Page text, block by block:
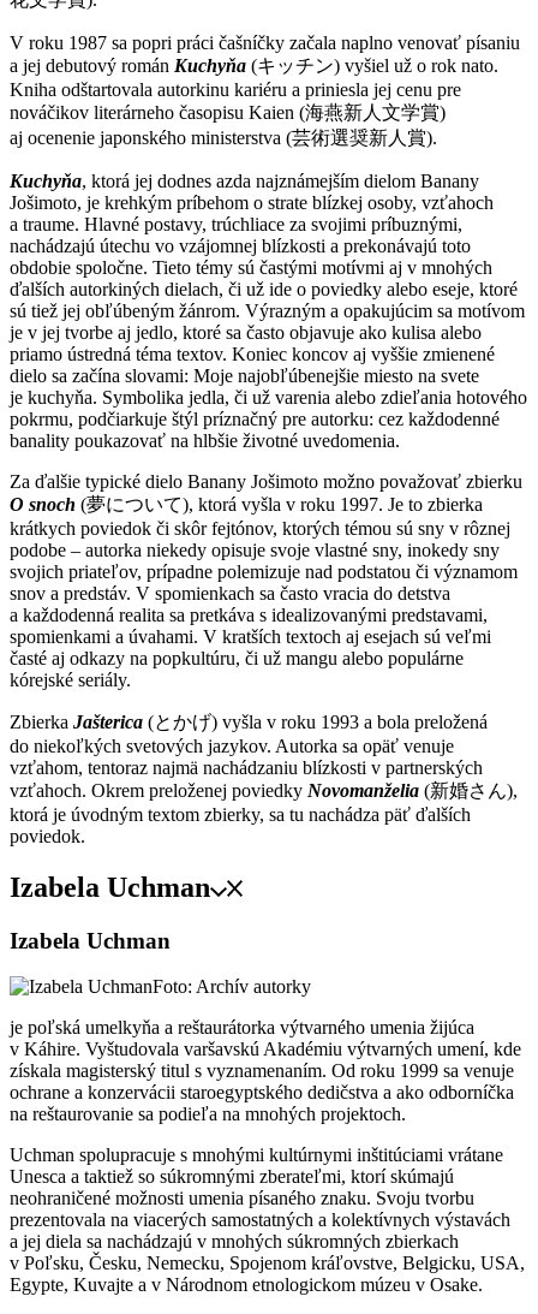
V roku 1987 sa popri práci čašníčky začala naplno venovať písaniu
a jej debutový román Kuchyňa (キッチン) vyšiel už o rok nato.
Kniha odštartovala autorkinu kariéru a priniesla jej cenu pre
nováčikov literárneho časopisu Kaien (海燕新人文学賞)
aj ocenenie japonského ministerstva (芸術選奨新人賞).
Kuchyňa, ktorá jej dodnes azda najznámejším dielom Banany
Jošimoto, je krehkým príbehom o strate blízkej osoby, vzťahoch
a traume. Hlavné postavy, trúchliace za svojimi príbuznými,
nachádzajú útechu vo vzájomnej blízkosti a prekonávajú toto
obdobie spoločne. Tieto témy sú častými motívmi aj v mnohých
ďalších autorkiných dielach, či už ide o poviedky alebo eseje, ktoré
sú tiež jej obľúbeným žánrom. Výrazným a opakujúcim sa motívom
je v jej tvorbe aj jedlo, ktoré sa často objavuje ako kulisa alebo
priamo ústredná téma textov. Koniec koncov aj vyššie zmienené
dielo sa začína slovami: Moje najobľúbenejšie miesto na svete
je kuchyňa. Symbolika jedla, či už varenia alebo zdieľania hotového
pokrmu, podčiarkuje štýl príznačný pre autorku: cez každodenné
banality poukazovať na hlbšie životné uvedomenia.
Za ďalšie typické dielo Banany Jošimoto možno považovať zbierku
O snoch (夢について), ktorá vyšla v roku 1997. Je to zbierka
krátkych poviedok či skôr fejtónov, ktorých témou sú sny v rôznej
podobe – autorka niekedy opisuje svoje vlastné sny, inokedy sny
svojich priateľov, prípadne polemizuje nad podstatou či významom
snov a predstáv. V spomienkach sa často vracia do detstva
a každodenná realita sa pretkáva s idealizovanými predstavami,
spomienkami a úvahami. V kratších textoch aj esejach sú veľmi
časté aj odkazy na popkultúru, či už mangu alebo populárne
kórejské seriály.
Zbierka Jašterica (とかげ) vyšla v roku 1993 a bola preložená
do niekoľkých svetových jazykov. Autorka sa opäť venuje
vzťahom, tentoraz najmä nachádzaniu blízkosti v partnerských
vzťahoch. Okrem preloženej poviedky Novomanželia (新婚さん),
ktorá je úvodným textom zbierky, sa tu nachádza päť ďalších
poviedok.
Izabela Uchman
Izabela Uchman
Foto: Archív autorky
je poľská umelkyňa a reštaurátorka výtvarného umenia žijúca
v Káhire. Vyštudovala varšavskú Akadémiu výtvarných umení, kde
získala magisterský titul s vyznamenaním. Od roku 1999 sa venuje
ochrane a konzervácii staroegyptského dedičstva a ako odborníčka
na reštaurovanie sa podieľa na mnohých projektoch.
Uchman spolupracuje s mnohými kultúrnymi inštitúciami vrátane
Unesca a taktiež so súkromnými zberateľmi, ktorí skúmajú
neohraničené možnosti umenia písaného znaku. Svoju tvorbu
prezentovala na viacerých samostatných a kolektívnych výstavách
a jej diela sa nachádzajú v mnohých súkromných zbierkach
v Poľsku, Česku, Nemecku, Spojenom kráľovstve, Belgicku, USA,
Egypte, Kuvajte a v Národnom etnologickom múzeu v Osake.